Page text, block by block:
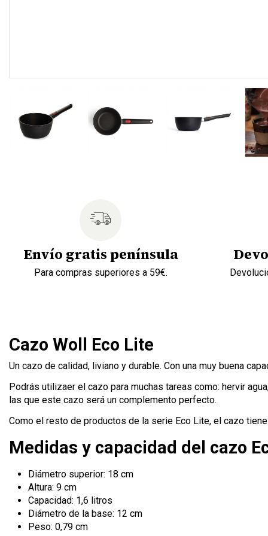
Envío gratis península
Para compras superiores a 59€.
Cazo Woll Eco Lite
Un cazo de calidad, liviano y durable. Con una muy buena
Podrás utilizaer el cazo para muchas tareas como: hervir
las que este cazo será un complemento perfecto.
Como el resto de productos de la serie Eco Lite, el cazo
Medidas y capacidad del cazo
Diámetro superior: 18 cm
Altura: 9 cm
Capacidad: 1,6 litros
Diámetro de la base: 12 cm
Peso: 0,79 cm